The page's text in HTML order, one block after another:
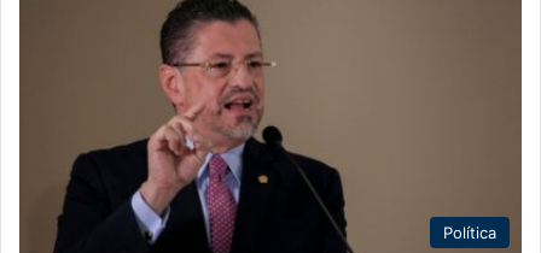
Política